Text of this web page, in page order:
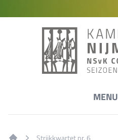
MENU
Strijkkwartet nr. 6